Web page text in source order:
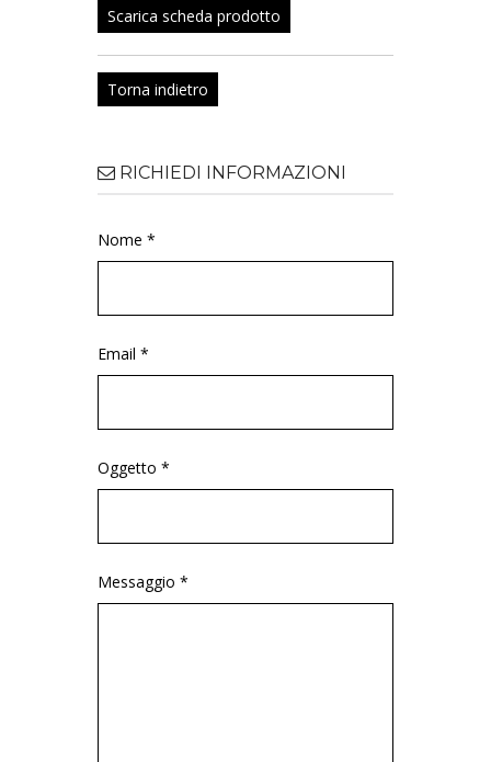
Scarica scheda prodotto
Torna indietro
RICHIEDI INFORMAZIONI
Nome *
Email *
Oggetto *
Messaggio *